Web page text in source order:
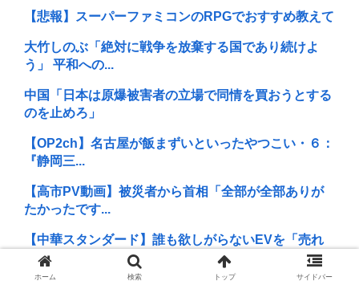
【悲報】スーパーファミコンのRPGでおすすめ教えて
大竹しのぶ「絶対に戦争を放棄する国であり続けよ
う」 平和への...
中国「日本は原爆被害者の立場で同情を買おうとする
のを止めろ」
【OP2ch】名古屋が飯まずいといったやつこい・６：
『静岡三...
【高市PV動画】被災者から首相「全部が全部ありが
たかったです...
【中華スタンダード】誰も欲しがらないEVを「売れ
たこと」にし...
ホーム 検索 トップ サイドバー